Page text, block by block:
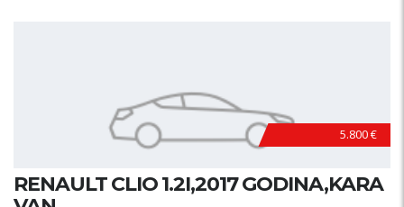
5.800 €
RENAULT CLIO 1.2I,2017 GODINA,KARA